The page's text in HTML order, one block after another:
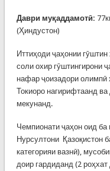
Даври муқаддамотӣ:
(Ҳиндустон)
Иттиҳоди ҷаҳонии
соли охир гӯштингирони
нафар ҷоизадори олимпӣ
Токиоро нагирифтаанд
мекунанд.
Чемпионати ҷаҳон оид
Нурсултони Қазоқистон
категорияи вазнӣ),
доир гардиданд (2 роҳхат